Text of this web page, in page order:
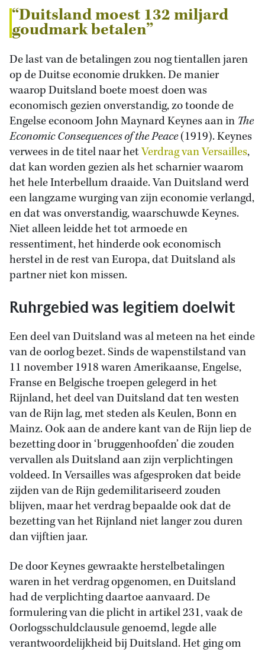
“Duitsland moest 132 miljard
goudmark betalen”
De last van de betalingen zou nog tientallen jaren
op de Duitse economie drukken. De manier
waarop Duitsland boete moest doen was
economisch gezien onverstandig, zo toonde de
Engelse econoom John Maynard Keynes aan in The
Economic Consequences of the Peace(1919). Keynes
verwees in de titel naar hetVerdrag van Versailles,
dat kan worden gezien als het scharnier waarom
het hele Interbellum draaide. Van Duitsland werd
een langzame wurging van zijn economie verlangd,
en dat was onverstandig, waarschuwde Keynes.
Niet alleen leidde het tot armoede en
ressentiment, het hinderde ook economisch
herstel in de rest van Europa, dat Duitsland als
partner niet kon missen.
Ruhrgebied was legitiem doelwit
Een deel van Duitsland was al meteen na het einde
van de oorlog bezet. Sinds de wapenstilstand van
11 november 1918 waren Amerikaanse, Engelse,
Franse en Belgische troepen gelegerd in het
Rijnland, het deel van Duitsland dat ten westen
van de Rijn lag, met steden als Keulen, Bonn en
Mainz. Ook aan de andere kant van de Rijn liep de
bezetting door in ‘bruggenhoofden’ die zouden
vervallen als Duitsland aan zijn verplichtingen
voldeed. In Versailles was afgesproken dat beide
zijden van de Rijn gedemilitariseerd zouden
blijven, maar het verdrag bepaalde ook dat de
bezetting van het Rijnland niet langer zou duren
dan vijftien jaar.
De door Keynes gewraakte herstelbetalingen
waren in het verdrag opgenomen, en Duitsland
had de verplichting daartoe aanvaard. De
formulering van die plicht in artikel 231, vaak de
Oorlogsschuldclausule genoemd, legde alle
verantwoordelijkheid bij Duitsland. Het ging om